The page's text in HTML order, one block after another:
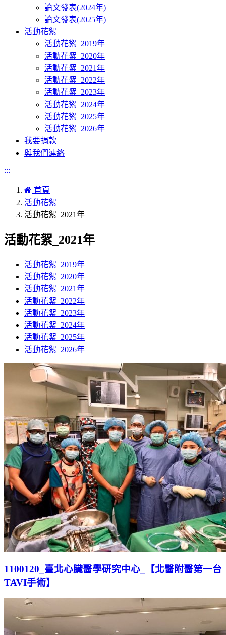
論文發表(2024年)
論文發表(2025年)
活動花絮
活動花絮_2019年
活動花絮_2020年
活動花絮_2021年
活動花絮_2022年
活動花絮_2023年
活動花絮_2024年
活動花絮_2025年
活動花絮_2026年
我要捐款
與我們連絡
:::
首頁
活動花絮
活動花絮_2021年
活動花絮_2021年
活動花絮_2019年
活動花絮_2020年
活動花絮_2021年
活動花絮_2022年
活動花絮_2023年
活動花絮_2024年
活動花絮_2025年
活動花絮_2026年
1100120_臺北心臟醫學研究中心_【北醫附醫第一台
TAVI手術】